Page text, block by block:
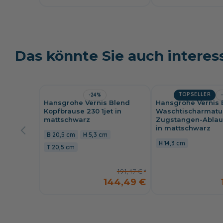
Das könnte Sie auch
-24%
Hansgrohe Vernis Blend
Kopfbrause 230 1jet in
mattschwarz
20,5 cm
5,3 cm
20,5 cm
191,47 €
144,49 €
TOPSELLER
Hansgrohe Vernis
Zugstangen-
in mattschwarz
14,3 cm